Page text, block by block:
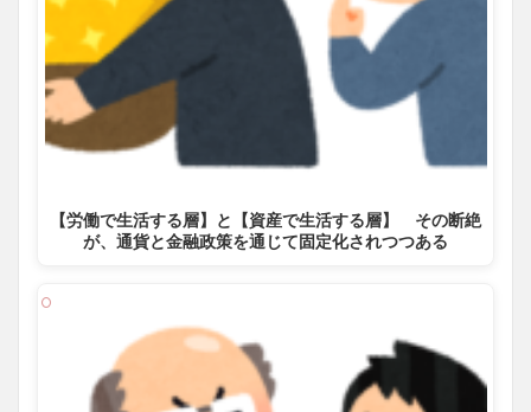
【労働で生活する層】と【資産で生活する層】 その断絶
が、通貨と金融政策を通じて固定化されつつある